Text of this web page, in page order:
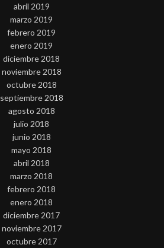
abril 2019
marzo 2019
febrero 2019
enero 2019
diciembre 2018
noviembre 2018
octubre 2018
septiembre 2018
agosto 2018
julio 2018
junio 2018
mayo 2018
abril 2018
marzo 2018
febrero 2018
enero 2018
diciembre 2017
noviembre 2017
octubre 2017